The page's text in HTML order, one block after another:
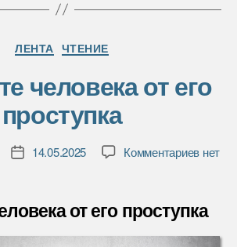
Рубрики
ЛЕНТА ЧТЕНИЕ
человека от его
проступка
Дата14.05.2025 Комментариевк
от
его
нет
от его проступка